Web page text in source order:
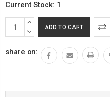
Current Stock: 1
INCREASE
QUANTITY:
DECREASE
share on: